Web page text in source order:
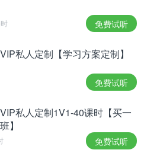
的形象，中国有一成语：
überhäufen.），
东西，浇在妖魔鬼怪的头上
glauben, wenn sie ein
mit Hundeblut übergießen,
形象也给德国狗狗泼了一
bellen, die Karawane
免费试听
私人定制【学习方案定制】
免费试听
私人定制1V1-40课时【买一
】
免费试听